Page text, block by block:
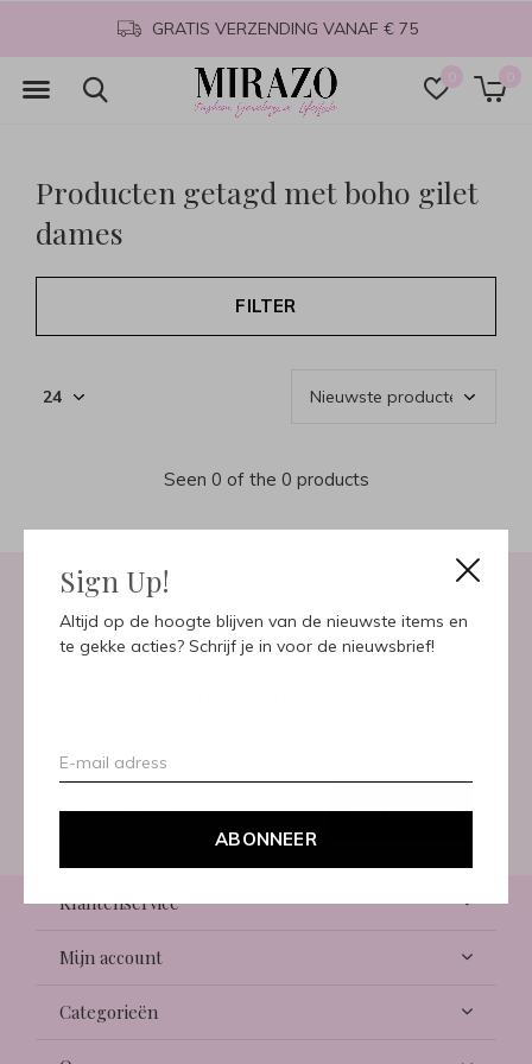
Sign Up!
Altijd op de hoogte blijven van de nieuwste items en
te gekke acties? Schrijf je in voor de nieuwsbrief!
ABONNEER
0 0
GRATIS VERZENDING VANAF € 75
Producten getagd met boho gilet
dames
FILTER
Seen 0 of the 0 products
Meld je aan voor onze
ABONNEER
Klantenservice
Mijn account
Categorieën